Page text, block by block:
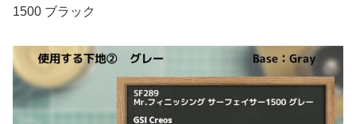
1500 ブラック